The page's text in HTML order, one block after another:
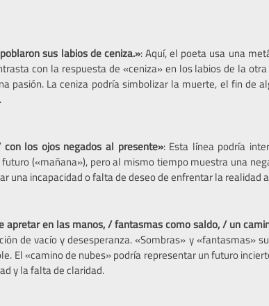
sus labios de ceniza.»: Aquí, el poeta usa una
con la respuesta de «ceniza» en los labios de la
pasión. La ceniza podría simbolizar la muerte, el fin de
los ojos negados al presente»: Esta línea podría
(«mañana»), pero al mismo tiempo muestra una
una incapacidad o falta de deseo de enfrentar la realidad
apretar en las manos, / fantasmas como saldo, / un
de vacío y desesperanza. «Sombras» y «fantasmas»
El «camino de nubes» podría representar un futuro
y la falta de claridad.